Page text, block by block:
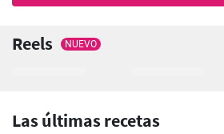
Reels NUEVO
Las últimas recetas